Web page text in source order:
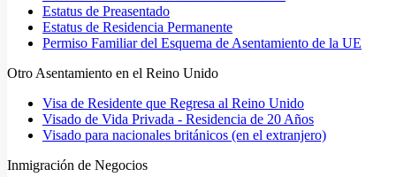
Estatus de Preasentado
Estatus de Residencia Permanente
Permiso Familiar del Esquema de Asentamiento de la UE
Otro Asentamiento en el Reino Unido
Visa de Residente que Regresa al Reino Unido
Visado de Vida Privada - Residencia de 20 Años
Visado para nacionales británicos (en el extranjero)
Inmigración de Negocios